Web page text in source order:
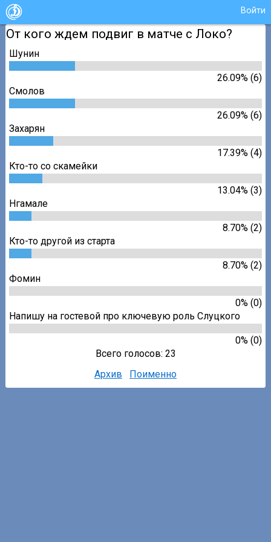
Войти
От кого ждем подвиг в матче с Локо?
Шунин
26.09% (6)
Смолов
26.09% (6)
Захарян
17.39% (4)
Кто-то со скамейки
13.04% (3)
Нгамале
8.70% (2)
Кто-то другой из старта
8.70% (2)
Фомин
0% (0)
Напишу на гостевой про ключевую роль Слуцкого
0% (0)
Всего голосов: 23
Архив
Поименно